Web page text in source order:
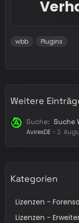
wbb Plugins
Weitere
Suche Suche
AvirexDE- 2.
Kategorien
Lizenzen -
Lizenzen -